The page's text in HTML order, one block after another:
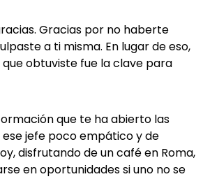
Gracias por no haberte
a ti misma. En lugar de eso,
obtuviste fue la clave para
que te ha abierto las
jefe poco empático y de
disfrutando de un café en Roma,
en oportunidades si uno no se